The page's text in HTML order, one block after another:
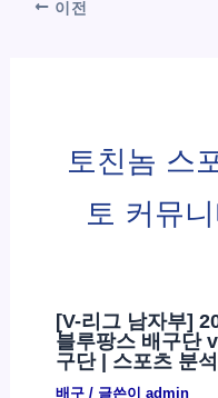
이전
토친놈 스
토 커뮤
[V-리그 남자부]
블루팡스 배구단
구단 | 스포츠 분
배구/ 글쓴이 admin